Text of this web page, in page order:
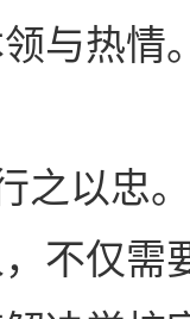
与热情
之以忠
不仅需